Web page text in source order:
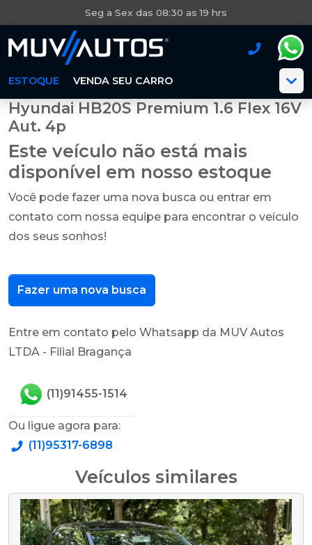
Seg a Sex das 08:30 as 19 hrs
ESTOQUE VENDA SEU CARRO
Hyundai HB20S Premium 1.6 Flex 16V
Aut. 4p
Este veículo não está mais
disponível em nosso estoque
Você pode fazer uma nova busca ou entrar em
contato com nossa equipe para encontrar o veículo
dos seus sonhos!
Fazer uma nova busca
Entre em contato pelo Whatsapp da MUV Autos
LTDA - Filial Bragança
(11)91455-1514
Ou ligue agora para:
(11)95317-6898
Veículos similares